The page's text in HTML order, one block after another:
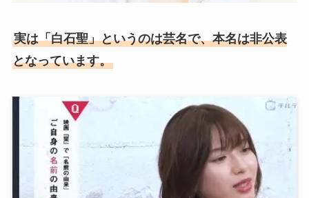
実は「白石聖」というのは芸名で、本名は非公表
となっています。